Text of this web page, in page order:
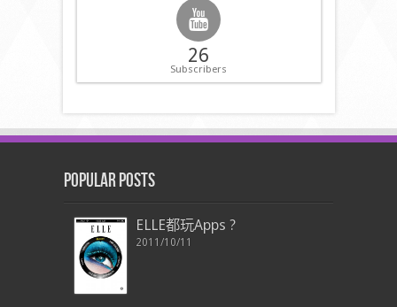
26
Subscribers
Popular Posts
ELLE都玩Apps ?
2011/10/11